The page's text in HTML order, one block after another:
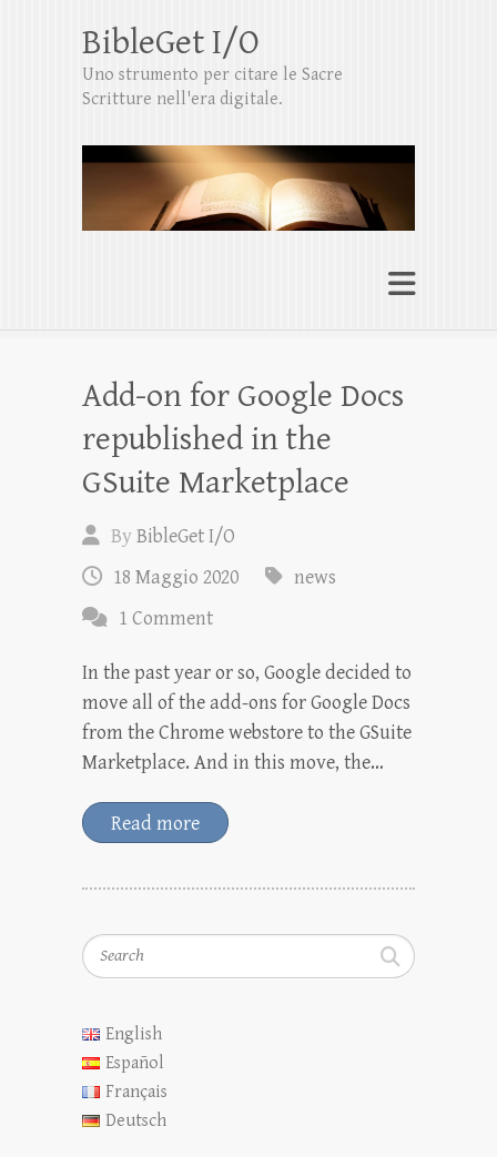
BibleGet I/O
Uno strumento per citare le Sacre
Scritture nell'era digitale.
Add-on for Google Docs
republished in the
GSuite Marketplace
ByBibleGet I/O
18 Maggio 2020
news
1 Comment
In the past year or so, Google decided to
move all of the add-ons for Google Docs
from the Chrome webstore to the GSuite
Marketplace. And in this move, the…
Read more
Search
English
Español
Français
Deutsch